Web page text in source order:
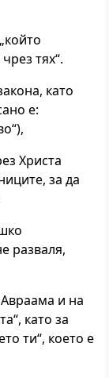
„който
тях“.
като
е:
Христа
за да
разваля,
и на
като за
ти“, което е